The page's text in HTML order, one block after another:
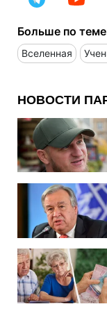
Больше по
Вселенная